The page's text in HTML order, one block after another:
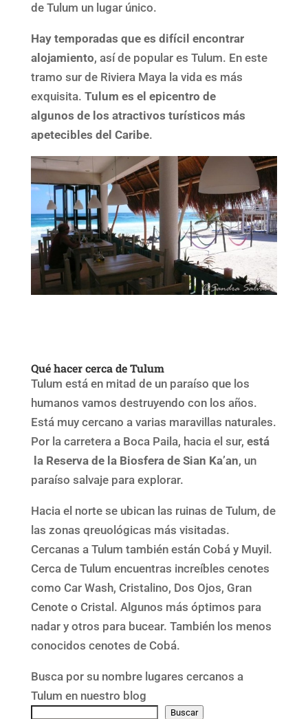
de Tulum un lugar único.
Hay temporadas que es difícil encontrar
alojamiento, así de popular es Tulum. En este
tramo sur de Riviera Maya la vida es más
exquisita. Tulum es el epicentro de
algunos de los atractivos turísticos más
apetecibles del Caribe.
Qué hacer cerca de Tulum
Tulum está en mitad de un paraíso que los
humanos vamos destruyendo con los años.
Está muy cercano a varias maravillas naturales.
Por la carretera a Boca Paila, hacia el sur, está
la Reserva de la Biosfera de Sian Ka’an, un
paraíso salvaje para explorar.
Hacia el norte se ubican las ruinas de Tulum, de
las zonas qreuológicas más visitadas.
Cercanas a Tulum también están Cobá y Muyil.
Cerca de Tulum encuentras increíbles cenotes
como Car Wash, Cristalino, Dos Ojos, Gran
Cenote o Cristal. Algunos más óptimos para
nadar y otros para bucear. También los menos
conocidos cenotes de Cobá.
Busca por su nombre lugares cercanos a
Tulum en nuestro blog
Buscar